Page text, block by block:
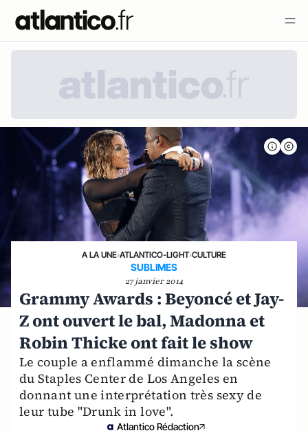
A LA UNE›ATLANTICO-LIGHT›CULTURE
SUBLIMES
27 janvier 2014
Grammy Awards : Beyoncé et Jay-
Z ont ouvert le bal, Madonna et
Robin Thicke ont fait le show
Le couple a enflammé dimanche la scène
du Staples Center de Los Angeles en
donnant une interprétation très sexy de
leur tube "Drunk in love".
Atlantico Rédaction